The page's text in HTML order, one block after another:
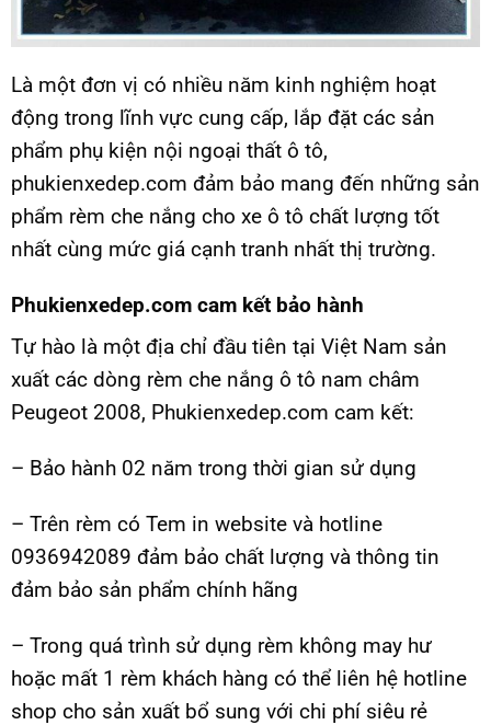
Là một đơn vị có nhiều năm kinh nghiệm hoạt
động trong lĩnh vực cung cấp, lắp đặt các sản
phẩm phụ kiện nội ngoại thất ô tô,
phukienxedep.com đảm bảo mang đến những sản
phẩm rèm che nắng cho xe ô tô chất lượng tốt
nhất cùng mức giá cạnh tranh nhất thị trường.
Phukienxedep.com cam kết bảo hành
Tự hào là một địa chỉ đầu tiên tại Việt Nam sản
xuất các dòng rèm che nắng ô tô nam châm
Peugeot 2008, Phukienxedep.com cam kết:
– Bảo hành 02 năm trong thời gian sử dụng
– Trên rèm có Tem in website và hotline
0936942089 đảm bảo chất lượng và thông tin
đảm bảo sản phẩm chính hãng
– Trong quá trình sử dụng rèm không may hư
hoặc mất 1 rèm khách hàng có thể liên hệ hotline
shop cho sản xuất bổ sung với chi phí siêu rẻ